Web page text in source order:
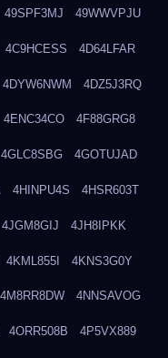
49SPF3MJ 49WWVPJU
4C9HCESS 4D64LFAR
4DYW6NWM 4DZ5J3RQ
4ENC34CO 4F88GRG8
4GLC8SBG 4GOTUJAD
4HINPU4S 4HSR603T
4JGM8GIJ 4JH8IPKK
4KML855I 4KNS3G0Y
4M8RR8DW 4NNSAVOG
4ORR508B 4P5VX889